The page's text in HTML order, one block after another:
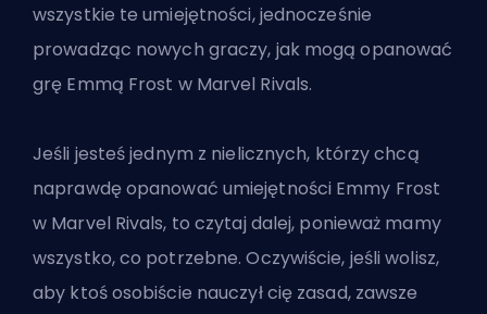
wszystkie te umiejętności, jednocześnie
prowadząc nowych graczy, jak mogą opanować
grę Emmą Frost w Marvel Rivals.
Jeśli jesteś jednym z nielicznych, którzy chcą
naprawdę opanować umiejętności Emmy Frost
w Marvel Rivals, to czytaj dalej, ponieważ mamy
wszystko, co potrzebne. Oczywiście, jeśli wolisz,
aby ktoś osobiście nauczył cię zasad, zawsze